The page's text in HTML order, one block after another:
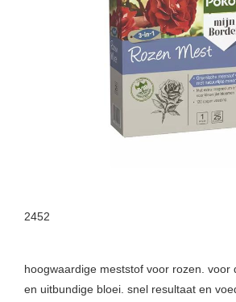
2452
hoogwaardige meststof voor rozen. voor
en uitbundige bloei. snel resultaat en